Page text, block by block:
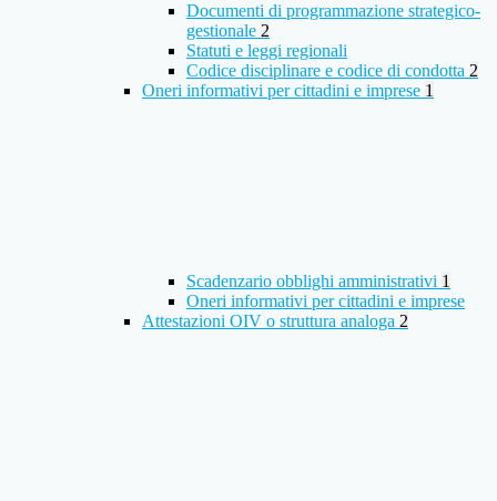
Documenti di programmazione strategico-
gestionale 2
Statuti e leggi regionali
Codice disciplinare e codice di condotta 2
Oneri informativi per cittadini e imprese 1
Scadenzario obblighi amministrativi 1
Oneri informativi per cittadini e imprese
Attestazioni OIV o struttura analoga 2